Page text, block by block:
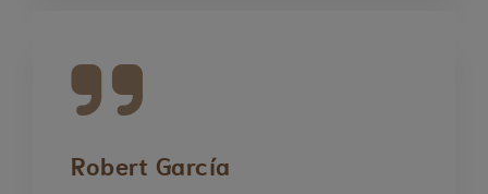
Robert García